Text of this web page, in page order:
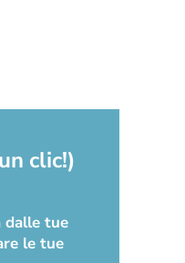
clic!)
dalle tue
le tue